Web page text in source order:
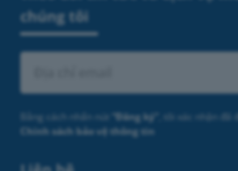
chúng tôi
Bằng cách nhấn nút “Đăng ký”
, tôi xác nhận đã
Chính sách bảo vệ thông tin